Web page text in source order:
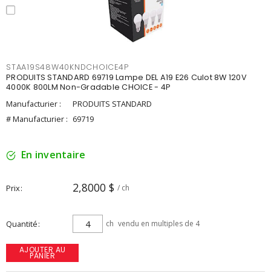
STAA19S48W40KNDCHOICE4P
PRODUITS STANDARD 69719 Lampe DEL A19 E26 Culot 8W 120V
4000K 800LM Non-Gradable CHOICE - 4P
Manufacturier :
PRODUITS STANDARD
# Manufacturier : 69719
En inventaire
Prix 2,8000 $ / ch
Quantité ch vendu en multiples de 4
AJOUTER AU
PANIER